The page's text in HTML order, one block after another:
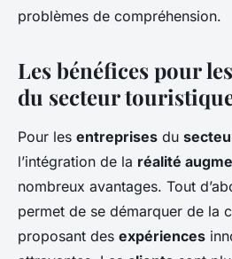
problèmes de compréhension.
Les bénéfices pour
du secteur
Pour les entreprises du
l’intégration de la réalité
nombreux avantages. Tout
permet de se démarquer de la
proposant des expériences